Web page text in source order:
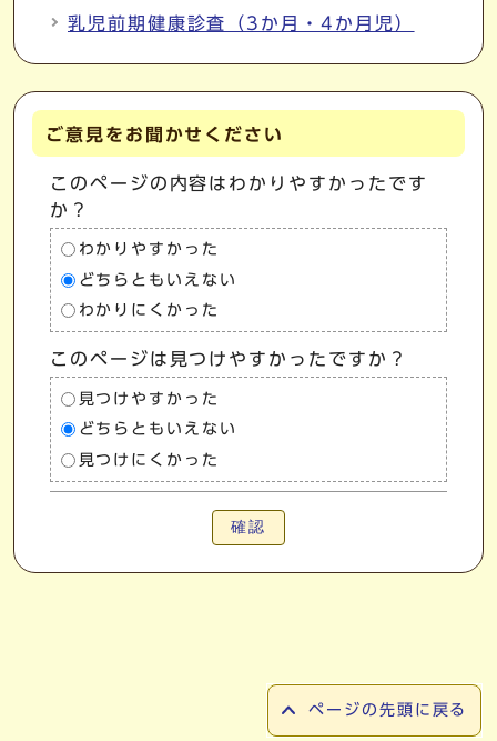
乳児前期健康診査（3か月・4か月児）
ご意見をお聞かせください
このページの内容はわかりやすかったです
か？
わかりやすかった
どちらともいえない
わかりにくかった
このページは見つけやすかったですか？
見つけやすかった
どちらともいえない
見つけにくかった
確認
ページの先頭に戻る